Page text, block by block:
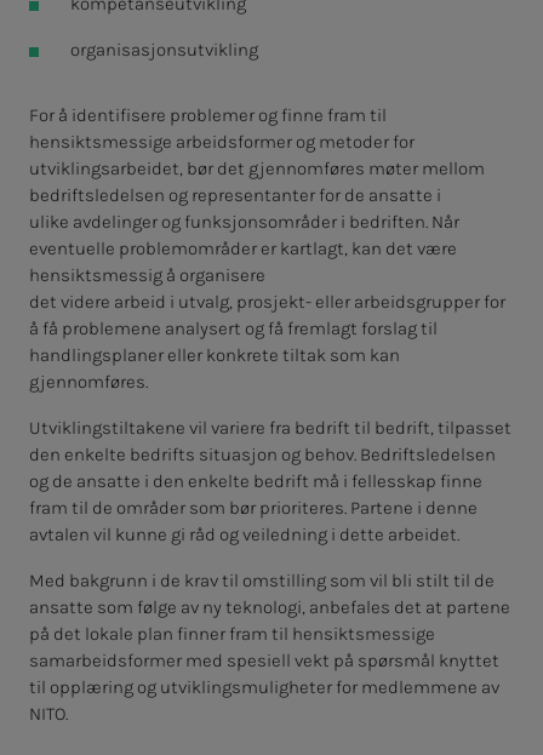
organisasjonsutvikling
For å identifisere problemer og finne fram til
hensiktsmessige arbeidsformer og metoder for
utviklingsarbeidet, bør det gjennomføres møter mellom
bedriftsledelsen og representanter for de ansatte i
ulike avdelinger og funksjonsområder i bedriften. Når
eventuelle problemområder er kartlagt, kan det være
hensiktsmessig å organisere
det videre arbeid i utvalg, prosjekt- eller arbeidsgrupper for
å få problemene analysert og få fremlagt forslag til
handlingsplaner eller konkrete tiltak som kan
gjennomføres.
Utviklingstiltakene vil variere fra bedrift til bedrift, tilpasset
den enkelte bedrifts situasjon og behov. Bedriftsledelsen
og de ansatte i den enkelte bedrift må i fellesskap finne
fram til de områder som bør prioriteres. Partene i denne
avtalen vil kunne gi råd og veiledning i dette arbeidet.
Med bakgrunn i de krav til omstilling som vil bli stilt til de
ansatte som følge av ny teknologi, anbefales det at partene
på det lokale plan finner fram til hensiktsmessige
samarbeidsformer med spesiell vekt på spørsmål knyttet
til opplæring og utviklingsmuligheter for medlemmene av
NITO.